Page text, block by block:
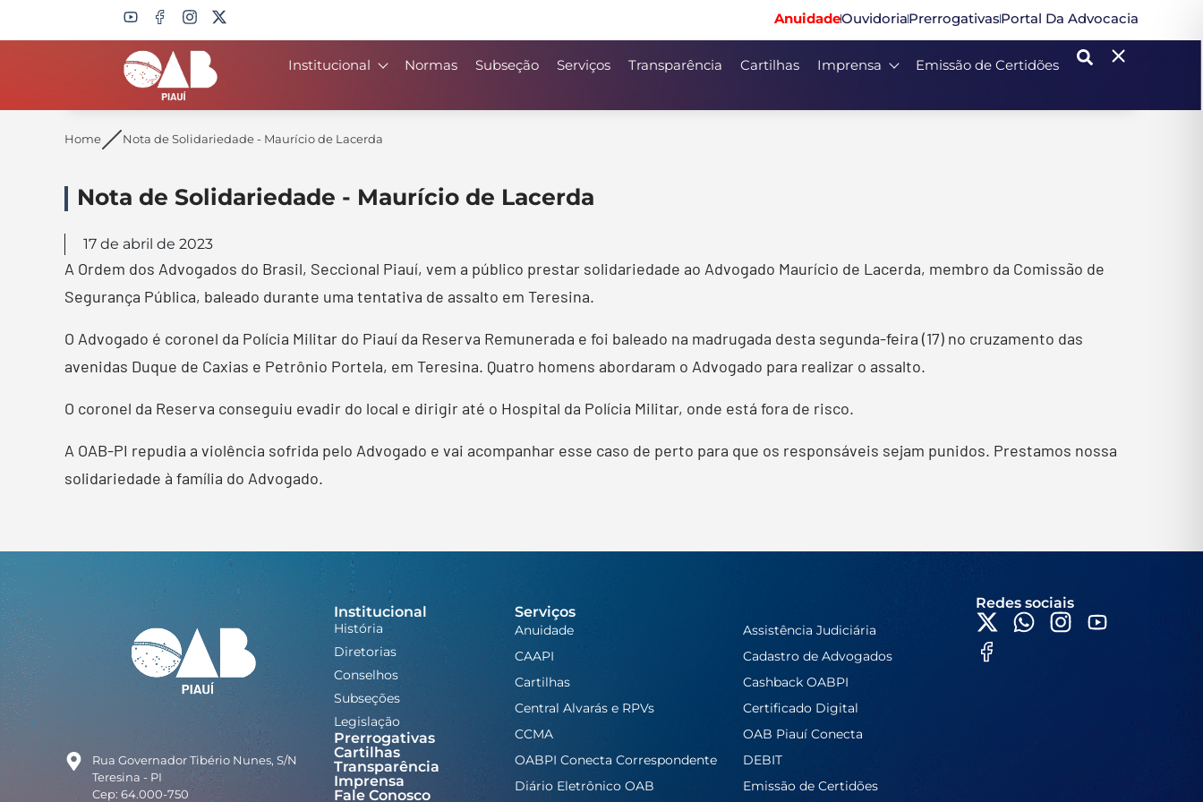
AnuidadeOuvidoriaPrerrogativasPortal Da Advocacia
Institucional Normas Subseção Serviços Transparência Cartilhas Imprensa Emissão de Certidões
Search
Home Nota de Solidariedade - Maurício de Lacerda
Nota de Solidariedade - Maurício de Lacerda
17 de abril de 2023
A Ordem dos Advogados do Brasil, Seccional Piauí, vem a público prestar solidariedade ao Advogado Maurício de Lacerda, membro da Comissão de
Segurança Pública, baleado durante uma tentativa de assalto em Teresina.
O Advogado é coronel da Polícia Militar do Piauí da Reserva Remunerada e foi baleado na madrugada desta segunda-feira (17) no cruzamento das
avenidas Duque de Caxias e Petrônio Portela, em Teresina. Quatro homens abordaram o Advogado para realizar o assalto.
O coronel da Reserva conseguiu evadir do local e dirigir até o Hospital da Polícia Militar, onde está fora de risco.
A OAB-PI repudia a violência sofrida pelo Advogado e vai acompanhar esse caso de perto para que os responsáveis sejam punidos. Prestamos nossa
solidariedade à família do Advogado.
Rua Governador Tibério Nunes, S/N
Teresina - PI
Cep: 64.000-750
Institucional
História
Diretorias
Conselhos
Subseções
Legislação
Prerrogativas
Cartilhas
Transparência
Imprensa
Fale Conosco
Serviços
Anuidade
Assistência Judiciária
CAAPI
Cadastro de Advogados
Cartilhas
Cashback OABPI
Central Alvarás e RPVs
Certificado Digital
CCMA
OAB Piauí Conecta
OABPI Conecta Correspondente
DEBIT
Diário Eletrônico OAB
Emissão de Certidões
Redes sociais